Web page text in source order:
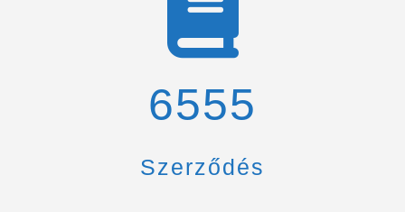
6900
Szerződés